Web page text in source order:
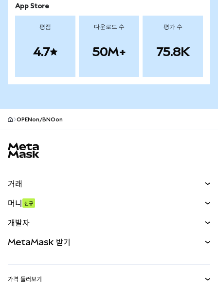
App Store
평점
4.7
다운로드 수
50M+
평가 수
75.8K
OPENon/BNOon
거래
무기한 선물
실물자산
머니 신규
개발자
MetaMask 받기
가격 둘러보기